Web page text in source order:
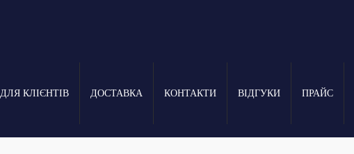
ДЛЯ КЛІЄНТІВ ДОСТАВКА КОНТАКТИ ВІДГУКИ ПРАЙС